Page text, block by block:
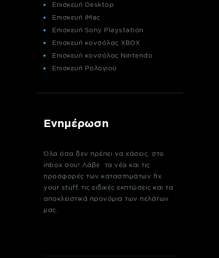
Επισκευή Desktop
Επισκευή iMac
Επισκευή Sony Playstation
Επισκευή κονσόλας XBOX
Επισκευή κονσόλας Nintendo
Επισκευή Ρολογιού
Ενημέρωση
Όλα όσα δεν πρέπει να χάσεις, στο
inbox σου! Λάβε τα νέα και τις
προσφορές των καταστημάτων fix
your stuff, τις ειδικές εκπτώσεις και τα
αποκλειστικά προνόμια των πελάτων
μας.